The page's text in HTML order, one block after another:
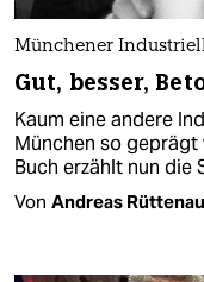
Münchener
Gut, besser,
Kaum eine andere
München so geprägt
Buch erzählt nun die
Von Andreas